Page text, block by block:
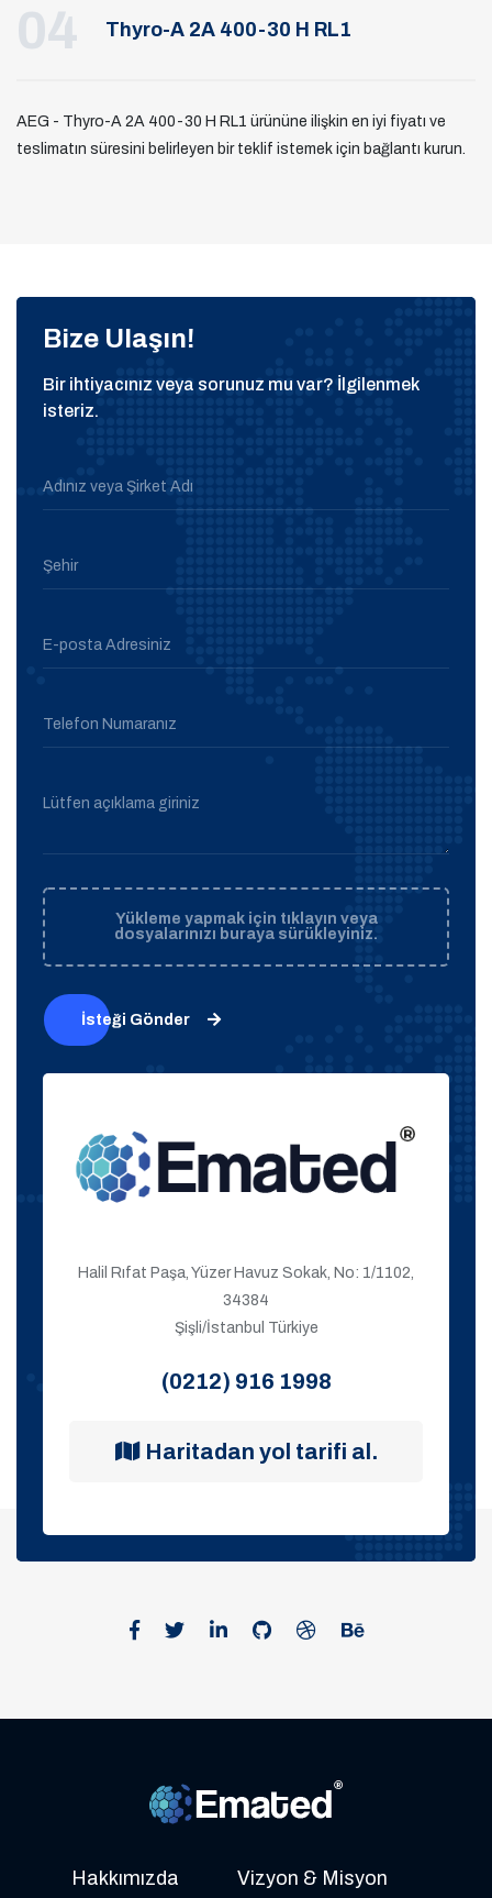
04 Thyro-A 2A 400-30 H RL1
AEG - Thyro-A 2A 400-30 H RL1 ürününe ilişkin en iyi fiyatı ve
teslimatın süresini belirleyen bir teklif istemek için bağlantı kurun.
Bize Ulaşın!
Bir ihtiyacınız veya sorunuz mu var? İlgilenmek
isteriz.
Adınız veya Şirket Adı
Şehir
E-posta Adresiniz
Telefon Numaranız
Lütfen açıklama giriniz
Yükleme yapmak için tıklayın veya
dosyalarınızı buraya sürükleyiniz.
İsteği Gönder
Halil Rıfat Paşa, Yüzer Havuz Sokak, No: 1/1102,
34384
Şişli/İstanbul Türkiye
(0212) 916 1998
Haritadan yol tarifi al.
Hakkımızda Vizyon & Misyon